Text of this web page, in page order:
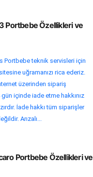
Portbebe Özellikleri ve
Portbebe teknik servisleri için
uğramanızı rica ederiz.
üzerinden sipariş
içinde iade etme hakkınız
İade hakkı tüm siparişler
Arızalı...
Portbebe Özellikleri ve